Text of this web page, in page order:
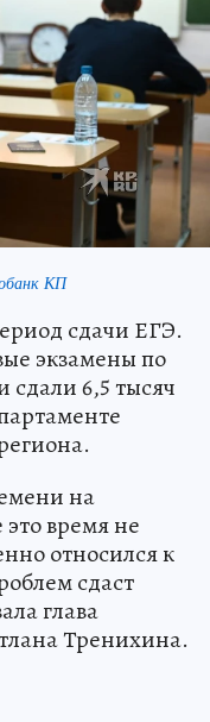
КП
сдачи ЕГЭ.
экзамены по
6,5 тысяч
на
это время не
относился к
сдаст
глава
Тренихина.